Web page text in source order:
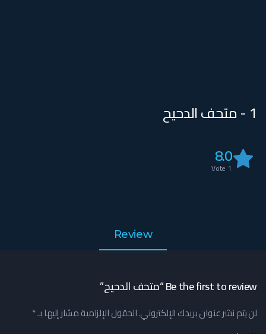
1 - متحف الدحيح
8.0
1
Review
Be the first to review “متحف الدحيح”
لن يتم نشر عنوان بريدك الإلكتروني.الحقول الإلزامية مشار إليها بـ*